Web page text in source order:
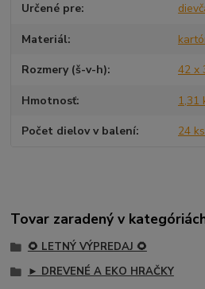
Určené pre
Materiál
Rozmery (š-v-h) 42 x
Hmotnosť 1,31
Počet dielov v balení 24 ks
Tovar zaradený v
🌻 LETNÝ VÝPREDAJ 🌻
► DREVENÉ A EKO HRAČKY